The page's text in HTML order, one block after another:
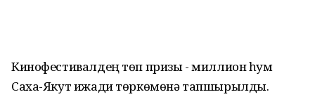
Кинофестивалдең төп призы - миллион һум
Саха-Якут ижади төркөмөнә тапшырылды.